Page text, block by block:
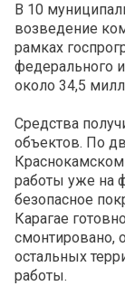
В 10
возведение
рамках
федерального
около 34,5
Средства
объектов. По
работы уже на
безопасное
Карагае
смонтировано,
остальных
работы.